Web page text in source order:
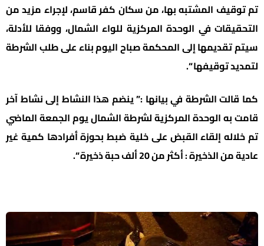
تم توقيف المشتبه بها، من سكان كفر قاسم، لإجراء مزيد من
التحقيقات في الوحدة المركزية للواء الشمال، ووفقا للأدلة،
سيتم تقديمها إلى المحكمة صباح اليوم بناء على طلب الشرطة
لتمديد توقيفها “.
كما قالت الشرطة في بيانها :” ينضم هذا النشاط إلى نشاط آخر
قامت به الوحدة المركزية لشرطة الشمال يوم الجمعة الماضي
تم خلاله إلقاء القبض على خلية ضبط بحوزة أفرادها كمية غير
عادية من الذخيرة : أكثر من 20 ألف حبة ذخيرة “.